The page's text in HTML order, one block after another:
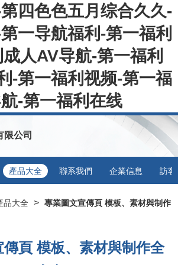
四色色五月综合久久-
一导航福利-第一福利
人AV导航-第一福利
-第一福利视频-第一福
-第一福利在线
限公司
產品大全 聯系我們 企業信息 訪客
品大全 > 專業圖文宣傳頁 模板、素材與制作
頁 模板、素材與制作全